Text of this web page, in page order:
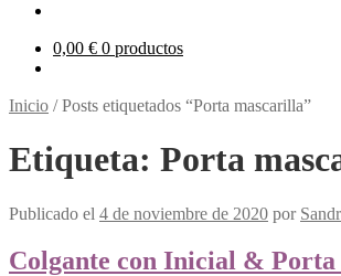
0,00 € 0 productos
Inicio /Posts etiquetados “Porta mascarilla”
Etiqueta: Porta
Publicado el 4 de noviembre de 2020 por
Colgante con Inicial &